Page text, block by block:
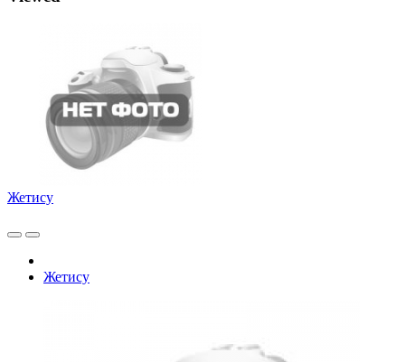
Жетису
Жетису